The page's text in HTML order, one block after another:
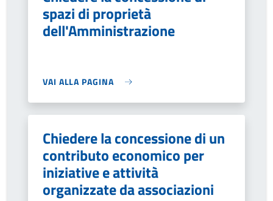
spazi di proprietà
dell'Amministrazione
VAI ALLA PAGINA
Chiedere la concessione di un
contributo economico per
iniziative e attività
organizzate da associazioni